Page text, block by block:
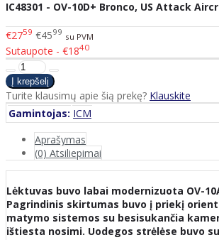
IC48301 - OV-10D+ Bronco, US Attack
€2759 €4599 su PVM
Sutaupote - €1840
Turite klausimų apie šią prekę? Klauskite
Gamintojas: ICM
Aprašymas
(0) Atsiliepimai
Lėktuvas buvo labai modernizuota OV-
Pagrindinis skirtumas buvo į priekį
matymo sistemos su besisukančia
ištiesta nosimi. Uodegos strėlėse buvo